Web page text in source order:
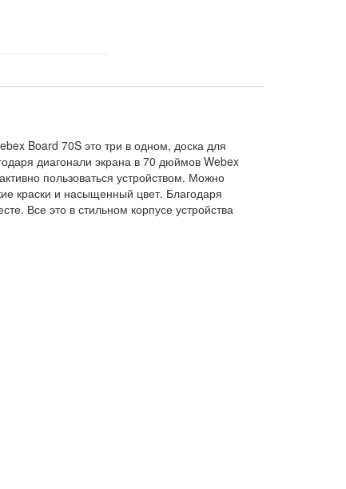
Board 70S это три в одном, доска для
диагонали экрана в 70 дюймов Webex
пользоваться устройством. Можно
краски и насыщенный цвет. Благодаря
Все это в стильном корпусе устройства